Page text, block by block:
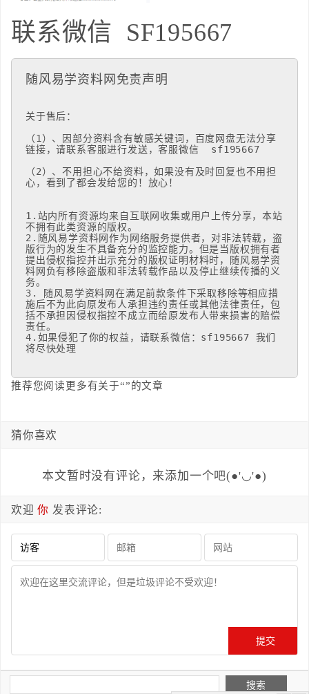
联系微信 SF195667
随风易学资料网免责声明
关于售后：
（1）、因部分资料含有敏感关键词，百度网盘无法分享
链接，请联系客服进行发送，客服微信  sf195667
（2）、不用担心不给资料，如果没有及时回复也不用担
心，看到了都会发给您的！放心！
1.站内所有资源均来自互联网收集或用户上传分享，本站
不拥有此类资源的版权。
2.随风易学资料网作为网络服务提供者，对非法转载，盗
版行为的发生不具备充分的监控能力。但是当版权拥有者
提出侵权指控并出示充分的版权证明材料时，随风易学资
料网负有移除盗版和非法转载作品以及停止继续传播的义
务。
3. 随风易学资料网在满足前款条件下采取移除等相应措
施后不为此向原发布人承担违约责任或其他法律责任，包
括不承担因侵权指控不成立而给原发布人带来损害的赔偿
责任。
4.如果侵犯了你的权益，请联系微信：sf195667 我们
将尽快处理
推荐您阅读更多有关于“”的文章
猜你喜欢
本文暂时没有评论，来添加一个吧(●'◡'●)
欢迎你 发表评论: